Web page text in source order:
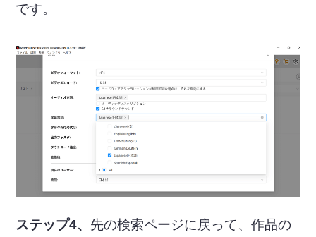
です。
ステップ4、 先の検索ページに戻って、作品の